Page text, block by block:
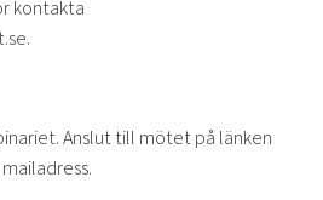
kontakta
Anslut till mötet på länken